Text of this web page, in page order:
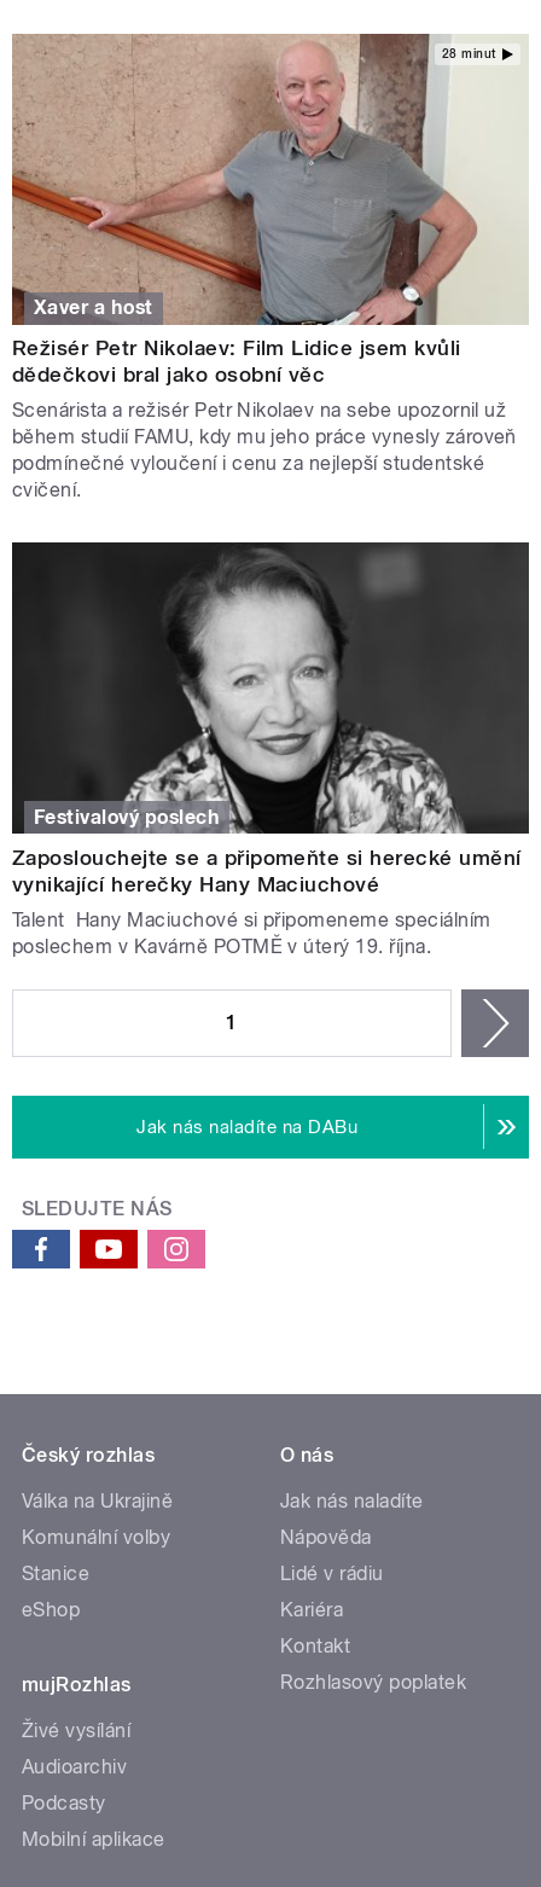
28 minut
Xaver a host
Režisér Petr Nikolaev: Film Lidice jsem kvůli
dědečkovi bral jako osobní věc
Scenárista a režisér Petr Nikolaev na sebe upozornil už
během studií FAMU, kdy mu jeho práce vynesly zároveň
podmínečné vyloučení i cenu za nejlepší studentské
cvičení.
Festivalový poslech
Zaposlouchejte se a připomeňte si herecké umění
vynikající herečky Hany Maciuchové
Talent Hany Maciuchové si připomeneme speciálním
poslechem v Kavárně POTMĚ v úterý 19. října.
1
Jak nás naladíte na DABu
SLEDUJTE NÁS
Český rozhlas
Válka na Ukrajině
Komunální volby
Stanice
eShop
mujRozhlas
Živé vysílání
Audioarchiv
Podcasty
Mobilní aplikace
O nás
Jak nás naladíte
Nápověda
Lidé v rádiu
Kariéra
Kontakt
Rozhlasový poplatek